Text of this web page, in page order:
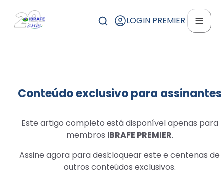
LOGIN PREMIER
Conteúdo exclusivo para assinantes
Este artigo completo está disponível apenas para
membros IBRAFE PREMIER.
Assine agora para desbloquear este e centenas de
outros conteúdos exclusivos.